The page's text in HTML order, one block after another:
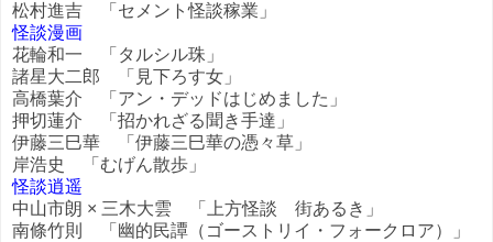
松村進吉 「セメント怪談稼業」
怪談漫画
花輪和一 「タルシル珠」
諸星大二郎 「見下ろす女」
高橋葉介 「アン・デッドはじめました」
押切蓮介 「招かれざる聞き手達」
伊藤三巳華 「伊藤三巳華の憑々草」
岸浩史 「むげん散歩」
怪談逍遥
中山市朗 × 三木大雲 「上方怪談 街あるき」
南條竹則 「幽的民譚（ゴーストリイ・フォークロア）」